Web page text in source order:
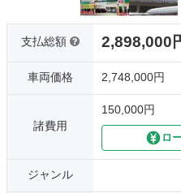
支払総額 2,898,000
車両価格 2,748,000円
諸費用
150,000円
ロ
ジャンル